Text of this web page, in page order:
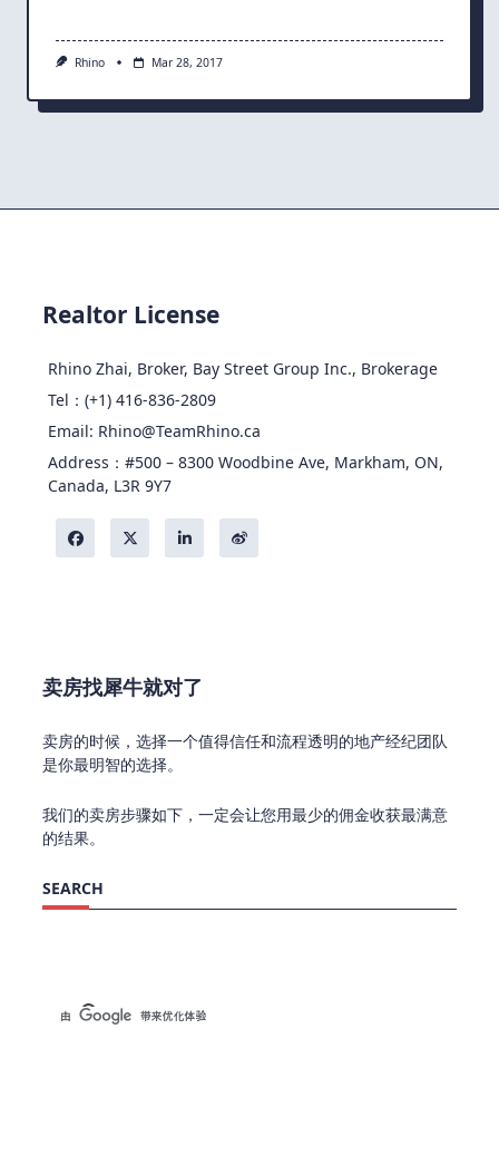
Rhino Mar 28, 2017
Realtor License
Rhino Zhai, Broker, Bay Street Group Inc., Brokerage
Tel：(+1) 416-836-2809
Email: Rhino@TeamRhino.ca
Address：#500 – 8300 Woodbine Ave, Markham, ON,
Canada, L3R 9Y7
卖房找犀牛就对了
卖房的时候，选择一个值得信任和流程透明的地产经纪团队
是你最明智的选择。
我们的卖房步骤如下，一定会让您用最少的佣金收获最满意
的结果。
SEARCH